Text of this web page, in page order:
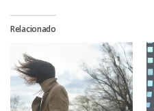
Relacionado